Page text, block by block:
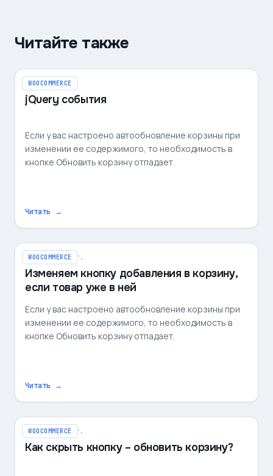
Читайте также
WOOCOMMERCE
11 мая 2023 г.
jQuery события
Если у вас настроено автообновление корзины при
изменении ее содержимого, то необходимость в
кнопке Обновить корзину отпадает.
Читать →
WOOCOMMERCE
31 марта 2021 г.
Изменяем кнопку добавления в корзину,
если товар уже в ней
Если у вас настроено автообновление корзины при
изменении ее содержимого, то необходимость в
кнопке Обновить корзину отпадает.
Читать →
WOOCOMMERCE
26 марта 2021 г.
Как скрыть кнопку – обновить корзину?